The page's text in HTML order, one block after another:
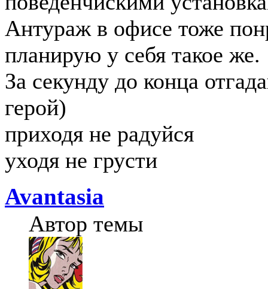
Антураж в офисе тоже
планирую у себя такое же.
За секунду до конца
герой)
приходя не радуйся
уходя не грусти
Avantasia
Автор темы